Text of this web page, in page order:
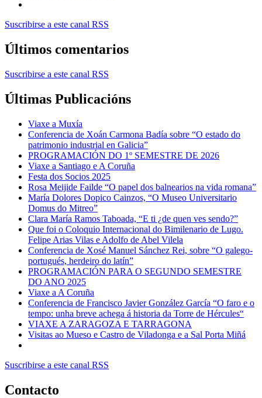
Suscribirse a este canal RSS
Últimos comentarios
Suscribirse a este canal RSS
Últimas Publicacións
Viaxe a Muxía
Conferencia de Xoán Carmona Badía sobre “O estado do
patrimonio industrial en Galicia”
PROGRAMACIÓN DO 1º SEMESTRE DE 2026
Viaxe a Santiago e A Coruña
Festa dos Socios 2025
Rosa Meijide Failde “O papel dos balnearios na vida romana”
María Dolores Dopico Cainzos, “O Museo Universitario
Domus do Mitreo”
Clara María Ramos Taboada, “E ti ¿de quen ves sendo?”
Que foi o Coloquio Internacional do Bimilenario de Lugo.
Felipe Arias Vilas e Adolfo de Abel Vilela
Conferencia de Xosé Manuel Sánchez Rei, sobre “O galego-
portugués, herdeiro do latín”
PROGRAMACIÓN PARA O SEGUNDO SEMESTRE
DO ANO 2025
Viaxe a A Coruña
Conferencia de Francisco Javier González García “O faro e o
tempo: unha breve achega á historia da Torre de Hércules“
VIAXE A ZARAGOZA E TARRAGONA
Visitas ao Mueso e Castro de Viladonga e a Sal Porta Miñá
Suscribirse a este canal RSS
Contacto